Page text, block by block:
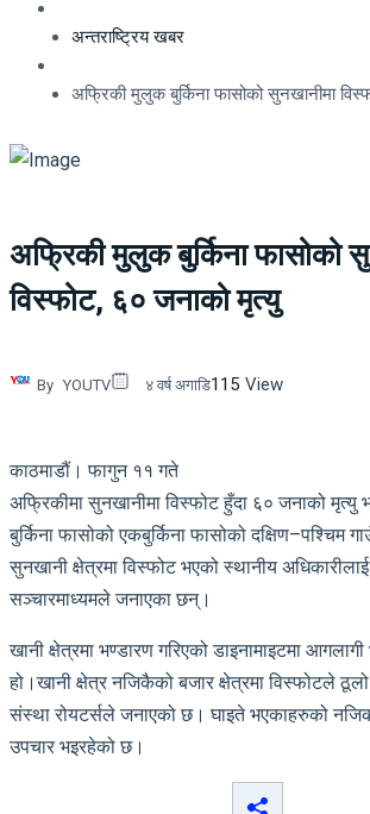
अन्तराष्ट्रिय खबर
अफ्रिकी मुलुक बुर्किना फासोको सुनखानीमा
अफ्रिकी मुलुक बुर्किना फासोको
विस्फोट, ६० जनाको मृत्यु
By YOUTV ४ वर्ष अगाडि115 View
काठमाडौं। फागुन ११ गते
अफ्रिकीमा सुनखानीमा विस्फोट हुँदा ६० जनाको
बुर्किना फासोको एकबुर्किना फासोको दक्षिण–पश्चिम
सुनखानी क्षेत्रमा विस्फोट भएको स्थानीय अधिकारीलाई
सञ्चारमाध्यमले जनाएका छन्।
खानी क्षेत्रमा भण्डारण गरिएको डाइनामाइटमा
हो।खानी क्षेत्र नजिकैको बजार क्षेत्रमा विस्फोटले ठूलो
संस्था रोयटर्सले जनाएको छ। घाइते भएकाहरुको
उपचार भइरहेको छ।